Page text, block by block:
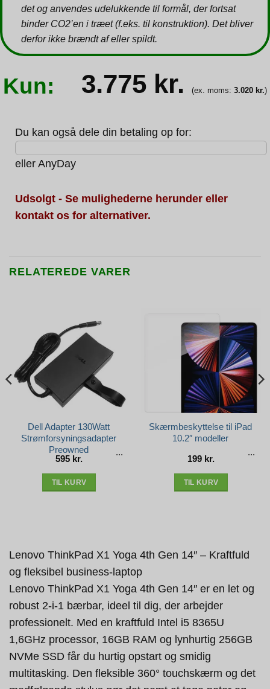
det og anvendes udelukkende til formål, der fortsat
binder CO2’en i træet (f.eks. til konstruktion). Det bliver
derfor ikke brændt af eller spildt.
Kun: 3.775 kr. (ex. moms: 3.020 kr.)
Du kan også dele din betaling op for:
eller AnyDay
Udsolgt - Se mulighederne herunder eller
kontakt os for alternativer.
RELATEREDE VARER
Dell Adapter 130Watt
Strømforsyningsadapter
Preowned
595 kr.
TIL KURV
Skærmbeskyttelse til iPad
10.2″ modeller
199 kr.
TIL KURV
Lenovo ThinkPad X1 Yoga 4th Gen 14″ – Kraftfuld
og fleksibel business-laptop
Lenovo ThinkPad X1 Yoga 4th Gen 14″ er en let og
robust 2-i-1 bærbar, ideel til dig, der arbejder
professionelt. Med en kraftfuld Intel i5 8365U
1,6GHz processor, 16GB RAM og lynhurtig 256GB
NVMe SSD får du hurtig opstart og smidig
multitasking. Den fleksible 360° touchskærm og det